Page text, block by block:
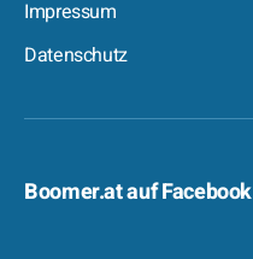
Impressum
Datenschutz
Boomer.at auf Facebook